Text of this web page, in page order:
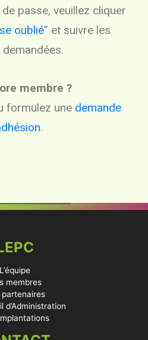
passe, veuillez cliquer
oublié” et suivre les
membre ?
formulez une demande
.
L’équipe
membres
partenaires
d’Administration